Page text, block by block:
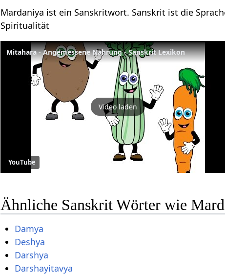
Mardaniya ist ein Sanskritwort. Sanskrit ist die
Spiritualität
Mitahara - Angemessene Nahrung - Sanskrit Lexikon
Video laden
YouTube
Ähnliche Sanskrit Wörter wie
Damya
Deshya
Darshya
Darshayitavya